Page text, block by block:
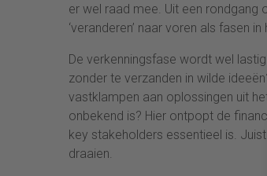
er wel raad mee. Uit een rondgang
‘veranderen’ naar voren als fasen
De verkenningsfase wordt wel
zonder te verzanden in wilde
vastklampen aan oplossingen uit
onbekend is? Hier ontpopt de
key stakeholders essentieel is.
draaien.